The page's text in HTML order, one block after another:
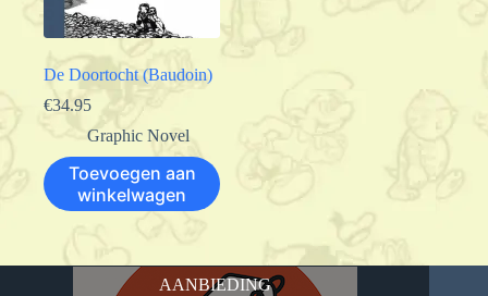
De Doortocht (Baudoin)
€34.95
Graphic Novel
Toevoegen aan
winkelwagen
AANBIEDING